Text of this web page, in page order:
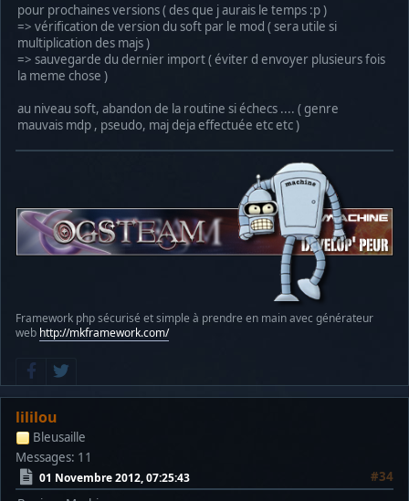
pour prochaines versions ( des que j aurais le temps :p )
=> vérification de version du soft par le mod ( sera utile si
multiplication des majs )
=> sauvegarde du dernier import ( éviter d envoyer plusieurs fois
la meme chose )
au niveau soft, abandon de la routine si échecs .... ( genre
mauvais mdp , pseudo, maj deja effectuée etc etc )
Framework php sécurisé et simple à prendre en main avec générateur
web http://mkframework.com/
lililou
Bleusaille
Messages: 11
01 Novembre 2012, 07:25:43
#34